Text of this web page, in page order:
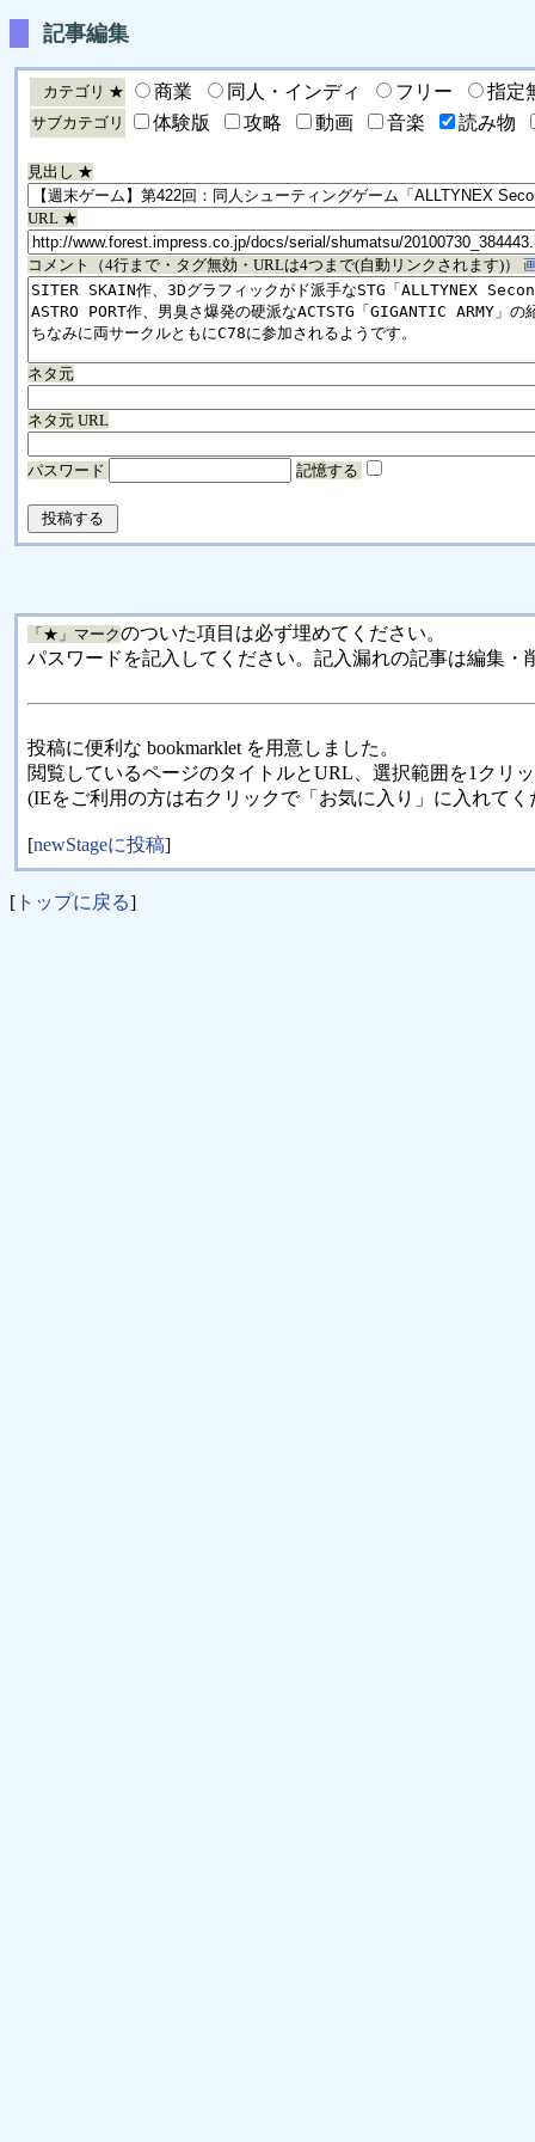
記事編集
カテゴリ ★ 商業 同人・インディ フリー 指定
サブカテゴリ 体験版 攻略 動画 音楽 読み物
見出し ★
URL ★
コメント（4行まで・タグ無効・URLは4つまで(自動リンクされます)）
ネタ元
ネタ元 URL
パスワード 記憶する
「★」マークのついた項目は必ず埋めてください。
パスワードを記入してください。記入漏れの記事は編集・
投稿に便利な bookmarklet を用意しました。
閲覧しているページのタイトルとURL、選択範囲を1クリ
(IEをご利用の方は右クリックで「お気に入り」に入れてく
[newStageに投稿]
[ トップに戻る]